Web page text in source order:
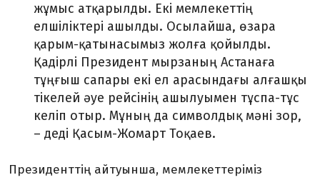
жұмыс атқарылды. Екі мемлекеттің
елшіліктері ашылды. Осылайша, өзара
қарым-қатынасымыз жолға қойылды.
Қадірлі Президент мырзаның Астанаға
тұңғыш сапары екі ел арасындағы алғашқы
тікелей әуе рейсінің ашылуымен тұспа-тұс
келіп отыр. Мұның да символдық мәні зор,
– деді Қасым-Жомарт Тоқаев.
Президенттің айтуынша, мемлекеттеріміз